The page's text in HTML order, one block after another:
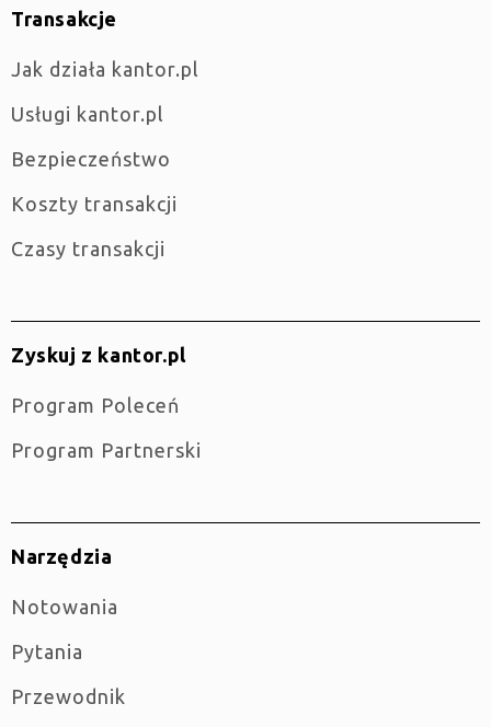
Transakcje
jak działa kantor.pl
Usługi kantor.pl
Bezpieczeństwo
Koszty transakcji
Czasy transakcji
Zyskuj z kantor.pl
Program Poleceń
Program Partnerski
Narzędzia
Notowania
Pytania
Przewodnik